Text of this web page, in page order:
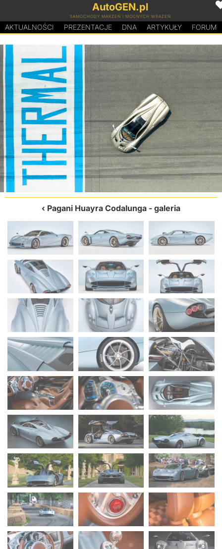
AutoGEN.pl
SAMOCHODY MARZEŃ I MOCNYCH WRAŻEŃ
AKTUALNOŚCI PREZENTACJE DNA ARTYKUŁY FORUM
Pagani Huayra Codalunga - galeria